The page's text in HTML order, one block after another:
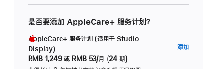
是否要添加 AppleCare+ 服务计划？
AppleCare+ 服务计划 (适用于 Studio
Display)
RMB 1,249 或 RMB 53/月 (24 期)
添加